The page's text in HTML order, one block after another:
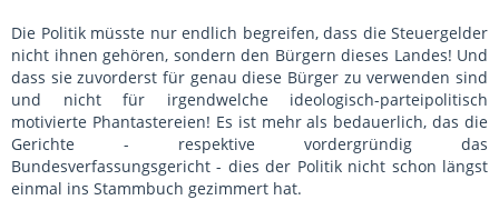
Die Politik müsste nur endlich begreifen, dass die Steuergelder
nicht ihnen gehören, sondern den Bürgern dieses Landes! Und
dass sie zuvorderst für genau diese Bürger zu verwenden sind
und nicht für irgendwelche ideologisch-parteipolitisch
motivierte Phantastereien! Es ist mehr als bedauerlich, das die
Gerichte - respektive vordergründig das
Bundesverfassungsgericht - dies der Politik nicht schon längst
einmal ins Stammbuch gezimmert hat.